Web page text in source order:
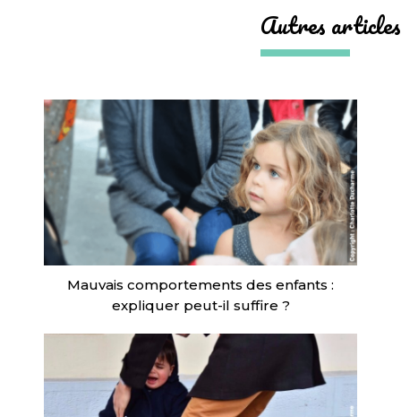
Autres articles
Mauvais comportements des enfants :
expliquer peut-il suffire ?